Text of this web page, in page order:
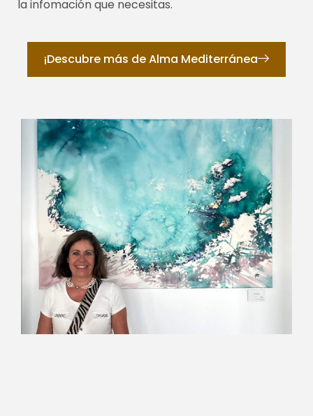
la infomación que necesitas.
¡Descubre más de Alma Mediterránea